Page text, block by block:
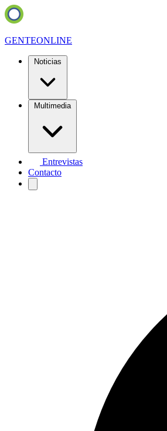
GENTEONLINE
Noticias
Multimedia
Entrevistas
Contacto